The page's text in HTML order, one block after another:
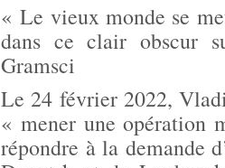
« Le vieux monde se
dans ce clair obscur
Gramsci
Le 24 février 2022,
« mener une opération
répondre à la demande